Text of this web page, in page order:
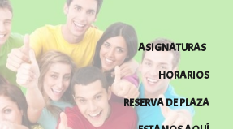
ASIGNATURAS
HORARIOS
RESERVA DE PLAZA